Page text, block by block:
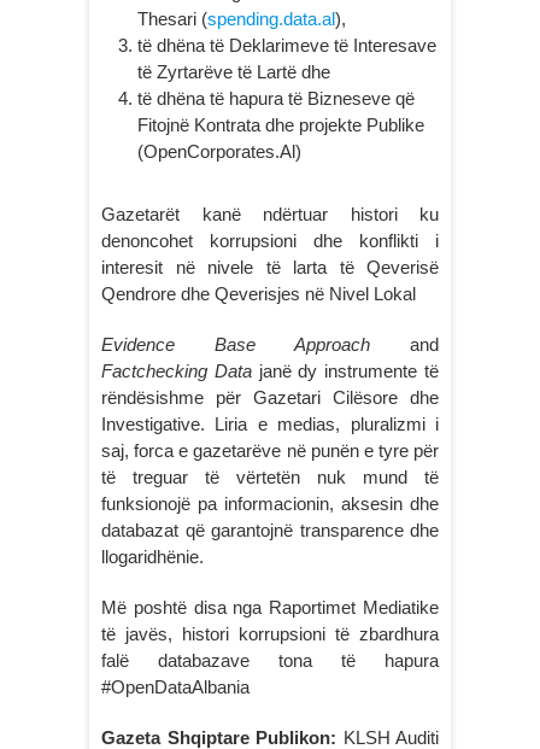
Thesari (spending.data.al),
të dhëna të Deklarimeve të Interesave
të Zyrtarëve të Lartë dhe
të dhëna të hapura të Bizneseve që
Fitojnë Kontrata dhe projekte Publike
(OpenCorporates.Al)
Gazetarët kanë ndërtuar histori ku
denoncohet korrupsioni dhe konflikti i
interesit në nivele të larta të Qeverisë
Qendrore dhe Qeverisjes në Nivel Lokal
Evidence Base Approach and
Factchecking Datajanë dy instrumente të
rëndësishme për Gazetari Cilësore dhe
Investigative. Liria e medias, pluralizmi i
saj, forca e gazetarëve në punën e tyre për
të treguar të vërtetën nuk mund të
funksionojë pa informacionin, aksesin dhe
databazat që garantojnë transparence dhe
llogaridhënie.
Më poshtë disa nga Raportimet Mediatike
të javës, histori korrupsioni të zbardhura
falë databazave tona të hapura
#OpenDataAlbania
Gazeta Shqiptare Publikon: KLSH Auditi